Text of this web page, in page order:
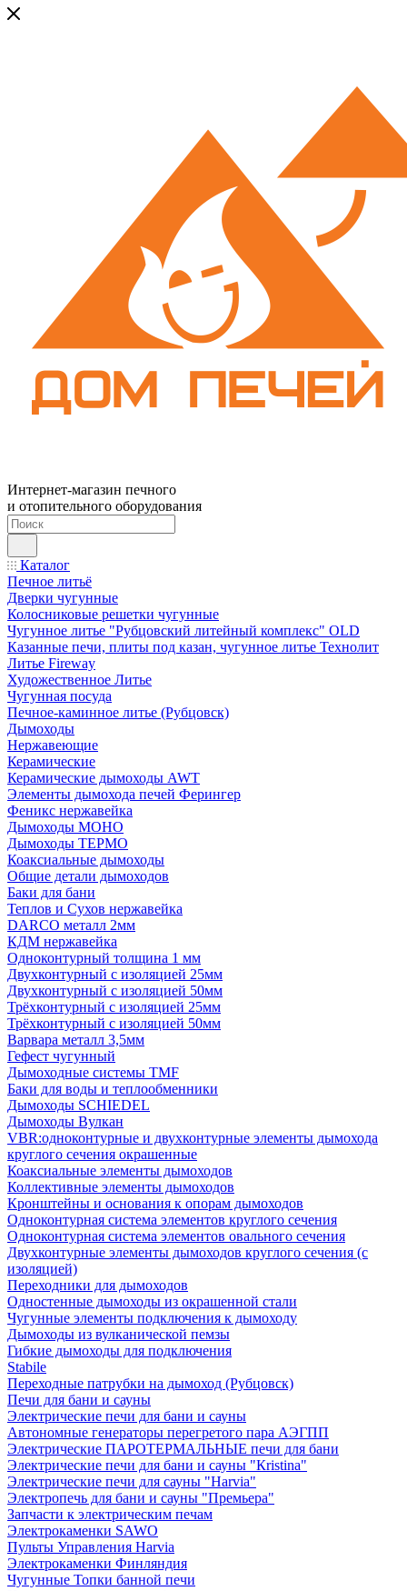
Интернет-магазин печного
и отопительного оборудования
Каталог
Печное литьё
Дверки чугунные
Колосниковые решетки чугунные
Чугунное литье "Рубцовский литейный комплекс" OLD
Казанные печи, плиты под казан, чугунное литье Технолит
Литье Fireway
Художественное Литье
Чугунная посуда
Печное-каминное литье (Рубцовск)
Дымоходы
Нержавеющие
Керамические
Керамические дымоходы AWT
Элементы дымохода печей Ферингер
Феникс нержавейка
Дымоходы МОНО
Дымоходы ТЕРМО
Коаксиальные дымоходы
Общие детали дымоходов
Баки для бани
Теплов и Сухов нержавейка
DARCO металл 2мм
КДМ нержавейка
Одноконтурный толщина 1 мм
Двухконтурный с изоляцией 25мм
Двухконтурный с изоляцией 50мм
Трёхконтурный с изоляцией 25мм
Трёхконтурный с изоляцией 50мм
Варвара металл 3,5мм
Гефест чугунный
Дымоходные системы TMF
Баки для воды и теплообменники
Дымоходы SCHIEDEL
Дымоходы Вулкан
VBR:одноконтурные и двухконтурные элементы дымохода
круглого сечения окрашенные
Коаксиальные элементы дымоходов
Коллективные элементы дымоходов
Кронштейны и основания к опорам дымоходов
Одноконтурная система элементов круглого сечения
Одноконтурная система элементов овального сечения
Двухконтурные элементы дымоходов круглого сечения (с
изоляцией)
Переходники для дымоходов
Одностенные дымоходы из окрашенной стали
Чугунные элементы подключения к дымоходу
Дымоходы из вулканической пемзы
Гибкие дымоходы для подключения
Stabile
Переходные патрубки на дымоход (Рубцовск)
Печи для бани и сауны
Электрические печи для бани и сауны
Автономные генераторы перегретого пара АЭГПП
Электрические ПАРОТЕРМАЛЬНЫЕ печи для бани
Электрические печи для бани и сауны "Кristina"
Электрические печи для сауны "Harvia"
Электропечь для бани и сауны "Премьера"
Запчасти к электрическим печам
Электрокаменки SAWO
Пульты Управления Harvia
Электрокаменки Финляндия
Чугунные Топки банной печи